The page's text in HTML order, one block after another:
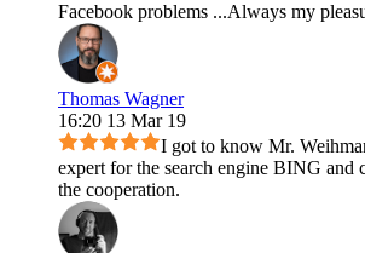
Facebook problems ...Always my
Thomas Wagner
16:20 13 Mar 19
I got to know Mr.
expert for the search engine BING and
the cooperation.